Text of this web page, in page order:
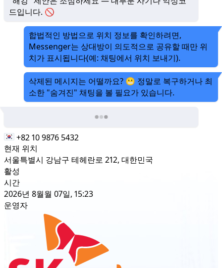
드입니다. 🚫
합법적인 방법으로 위치 정보를 확인하려면,
Messenger는 상대방이 의도적으로 공유할 때만 위
치가 표시됩니다(예: 채팅에서 위치 보내기).
삭제된 메시지는 어떨까요? 😬 정말로 복구하거나 최
소한 "숨겨진" 채팅을 볼 필요가 있습니다.
+82 10 9876 5432
현재 위치
서울특별시 강남구 테헤란로 212, 대한민국
활성
시간
2026년 8월월 07일, 15:23
운영자